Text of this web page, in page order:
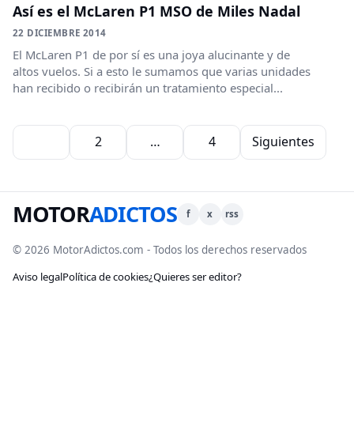
Así es el McLaren P1 MSO de Miles Nadal
22 DICIEMBRE 2014
El McLaren P1 de por sí es una joya alucinante y de
altos vuelos. Si a esto le sumamos que varias unidades
han recibido o recibirán un tratamiento especial...
Paginación de entradas
2 … 4 Siguientes
MOTORADICTOS f x rss
© 2026 MotorAdictos.com - Todos los derechos reservados
Aviso legalPolítica de cookies¿Quieres ser editor?